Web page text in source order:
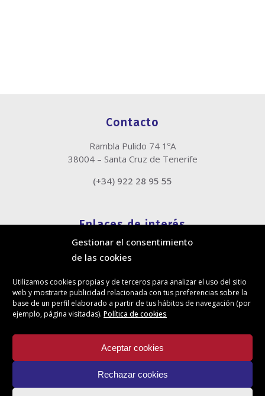
Gestionar el consentimiento
de las cookies
Utilizamos cookies propias y de terceros para analizar el uso del sitio
web y mostrarte publicidad relacionada con tus preferencias sobre la
base de un perfil elaborado a partir de tus hábitos de navegación (por
ejemplo, página visitadas). Política de cookies
Aceptar cookies
Rechazar cookies
Contacto
Rambla Pulido 74 1ºA
38004 – Santa Cruz de Tenerife
(+34) 922 28 95 55
Enlaces de interés
Política de cookies
Política de privacidad
Canal de denuncias
Protección de privacidad en redes sociales
Síguenos
Actualidad